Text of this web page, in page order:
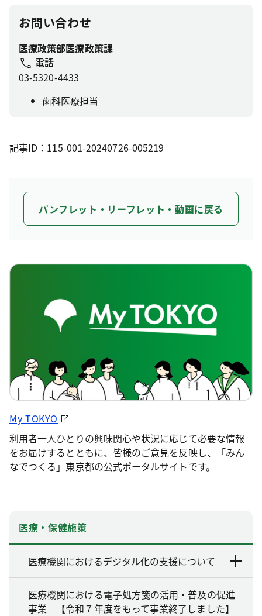
お問い合わせ
医療政策部医療政策課
電話
03-5320-4433
歯科医療担当
記事ID：115-001-20240726-005219
パンフレット・リーフレット・動画に戻る
My TOKYO
利用者一人ひとりの興味関心や状況に応じて必要な情報
をお届けするとともに、皆様のご意見を反映し、「みん
なでつくる」東京都の公式ポータルサイトです。
医療・保健施策
医療機関におけるデジタル化の支援について
医療機関における電子処方箋の活用・普及の促進
事業 【令和７年度をもって事業終了しました】